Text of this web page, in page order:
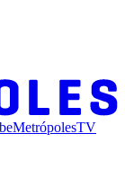
MetrópolesTV